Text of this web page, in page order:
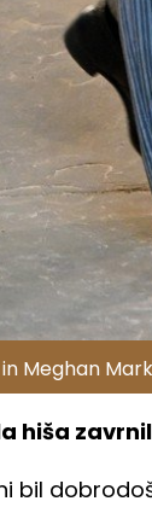
Meghan
hiša
bil